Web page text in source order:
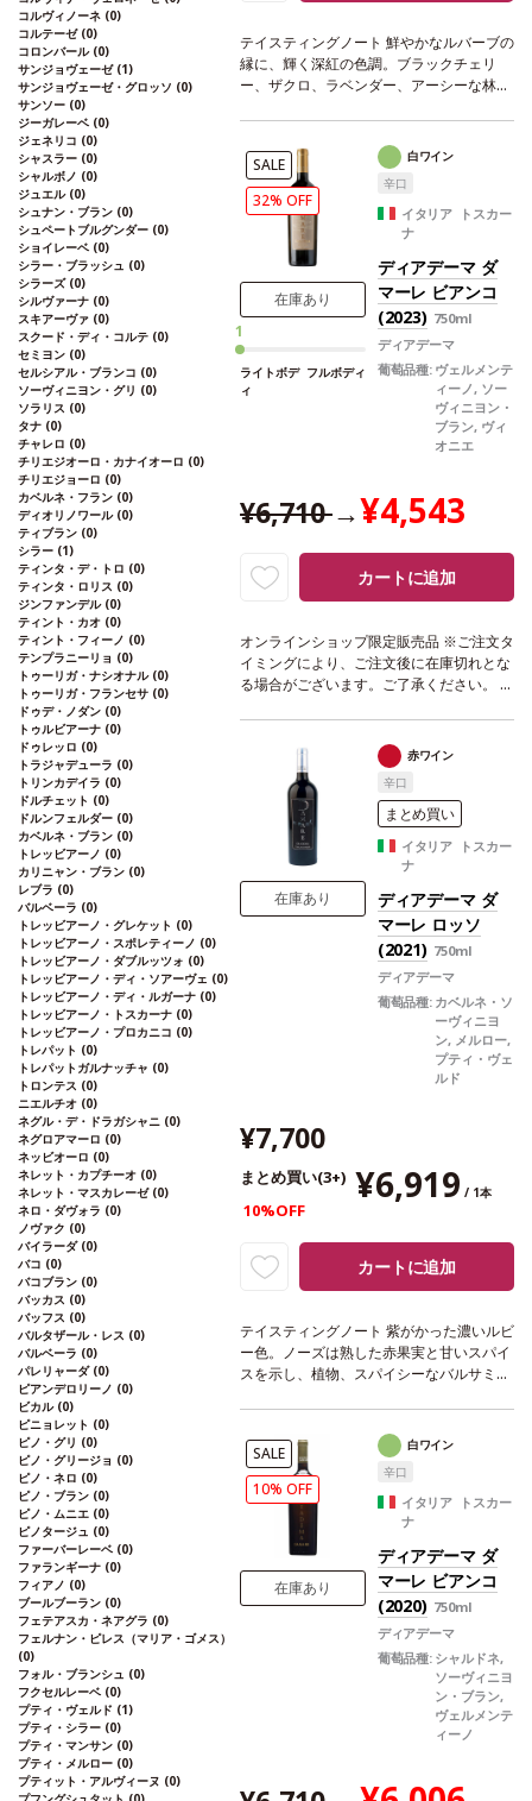
コルヴィノーネ (0)
コルテーゼ (0)
コロンバール (0)
サンジョヴェーゼ (1)
サンジョヴェーゼ・グロッソ (0)
サンソー (0)
ジーガレーベ (0)
ジェネリコ (0)
シャスラー (0)
シャルボノ (0)
ジュエル (0)
シュナン・ブラン (0)
シュペートブルグンダー (0)
ショイレーベ (0)
シラー・ブラッシュ (0)
シラーズ (0)
シルヴァーナ (0)
スキアーヴァ (0)
スクード・ディ・コルテ (0)
セミヨン (0)
セルシアル・ブランコ (0)
ソーヴィニヨン・グリ (0)
ソラリス (0)
タナ (0)
チャレロ (0)
チリエジオーロ・カナイオーロ (0)
チリエジョーロ (0)
カベルネ・フラン (0)
ディオリノワール (0)
ティブラン (0)
シラー (1)
ティンタ・デ・トロ (0)
ティンタ・ロリス (0)
ジンファンデル (0)
ティント・カオ (0)
ティント・フィーノ (0)
テンプラニーリョ (0)
トゥーリガ・ナシオナル (0)
トゥーリガ・フランセサ (0)
ドゥデ・ノダン (0)
トゥルビアーナ (0)
ドゥレッロ (0)
トラジャデューラ (0)
トリンカデイラ (0)
ドルチェット (0)
ドルンフェルダー (0)
カベルネ・ブラン (0)
トレッビアーノ (0)
カリニャン・ブラン (0)
レブラ (0)
バルベーラ (0)
トレッビアーノ・グレケット (0)
トレッビアーノ・スポレティーノ (0)
トレッビアーノ・ダブルッツォ (0)
トレッビアーノ・ディ・ソアーヴェ (0)
トレッビアーノ・ディ・ルガーナ (0)
トレッビアーノ・トスカーナ (0)
トレッビアーノ・プロカニコ (0)
トレパット (0)
トレパットガルナッチャ (0)
トロンテス (0)
ニエルチオ (0)
ネグル・デ・ドラガシャニ (0)
ネグロアマーロ (0)
ネッビオーロ (0)
ネレット・カプチーオ (0)
ネレット・マスカレーゼ (0)
ネロ・ダヴォラ (0)
ノヴァク (0)
バイラーダ (0)
バコ (0)
バコブラン (0)
バッカス (0)
バッフス (0)
バルタザール・レス (0)
バルベーラ (0)
パレリャーダ (0)
ピアンデロリーノ (0)
ビカル (0)
ピニョレット (0)
ピノ・グリ (0)
ピノ・グリージョ (0)
ピノ・ネロ (0)
ピノ・ブラン (0)
ピノ・ムニエ (0)
ピノタージュ (0)
ファーバーレーベ (0)
ファランギーナ (0)
フィアノ (0)
ブールブーラン (0)
フェテアスカ・ネアグラ (0)
フェルナン・ピレス（マリア・ゴメス）
(0)
フォル・ブランシュ (0)
フクセルレーベ (0)
プティ・ヴェルド (1)
プティ・シラー (0)
プティ・マンサン (0)
プティ・メルロー (0)
プティット・アルヴィーヌ (0)
テイスティングノート 鮮やかなルバーブの
縁に、輝く深紅の色調。ブラックチェリ
ー、ザクロ、ラベンダー、アーシーな林床
豊かなエントリーは、ミッドパレットにか
けて赤果実、ブラックチェリー、ベーキン
グスパイスの風味が加わり、口中でシーム
レスに変化する。調和した心地良いテンシ
ョンの余韻は、酸味、ミネラル、ほのかな
塩味を表し、背景に感じるタンニンととも
に長く残る。
ピノ・ノワール*
本ヴィンテージが在庫切れの場合、在庫が
あり価格が同様の場合は自動的に次のヴィ
ンテージに変更されます、ご了承くださ
い。
32% OFF
SALE
在庫あり
1
ライトボデ
ィ
フルボディ
白ワイン
辛口
イタリア トスカー
ナ
ディアデーマ ダ
マーレ ビアンコ
(2023) 750ml
ディアデーマ
葡萄品種: ヴェルメンテ
ィーノ, ソー
ヴィニヨン・
ブラン, ヴィ
オニエ
¥6,710→¥4,543
カートに追加
オンラインショップ限定販売品 ※ご注文タ
イミングにより、ご注文後に在庫切れとな
る場合がございます。ご了承ください。 テ
ージ、タイムの香りとともに、フローラル
でフルーティーなノーズが広がる。口に含
むと、フレッシュ、エレガントで繊細、美
味しいストラクチャーを伴う。爽やかで風
味豊かな後味が続く。食事に良く合い、ま
たアペリティフにも最適。合う料理
ンジと生姜風味のエビのソテー、レモング
ラスとナンプラー風味のベトナム風ポーク
チョップなどと好相性葡萄品種ヴェルメ
ンティーノ 40%、ソーヴィニヨン・ブラ
ン 40%、ヴィオニエ 20%
在庫あり
赤ワイン
辛口
まとめ買い
イタリア トスカー
ナ
ディアデーマ ダ
マーレ ロッソ
(2021) 750ml
ディアデーマ
葡萄品種: カベルネ・ソ
ーヴィニヨ
ン, メルロー,
プティ・ヴェ
ルド
¥7,700
まとめ買い(3+) ¥6,919 / 1本
10%OFF
カートに追加
テイスティングノート 紫がかった濃いルビ
ー色。ノーズは熟した赤果実と甘いスパイ
スを示し、植物、スパイシーなバルサミコ
を与えている。心地よい味わいは、調和が
取れていて、見事なストラクチャーを持
つ。エレガントで余韻は長く、持続性のあ
る美味しいフィニッシュが続く。
赤身肉、ジビエ、熟成チーズなどと好相性
葡萄品種カベルネ・ソーヴィニヨン、メル
ロー、プティ・ヴェルド
*本ヴィンテージ
が在庫切れの場合、在庫があり価格が同様
の場合は自動的に次のヴィンテージに変更
されます、ご了承ください。
10% OFF
SALE
在庫あり
白ワイン
辛口
イタリア トスカー
ナ
ディアデーマ ダ
マーレ ビアンコ
(2020) 750ml
ディアデーマ
葡萄品種: シャルドネ,
ソーヴィニヨ
ン・ブラン,
ヴェルメンテ
ィーノ